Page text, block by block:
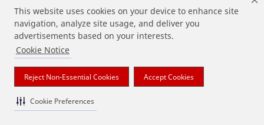
This website uses cookies on your device to enhance site
navigation, analyze site usage, and deliver you
advertisements based on your interests.
Cookie Notice
Reject Non-Essential Cookies Accept Cookies
Cookie Preferences